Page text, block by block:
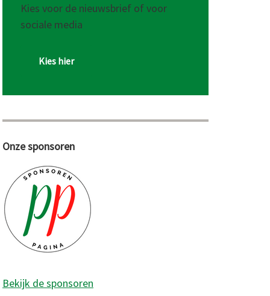
Kies voor de nieuwsbrief of voor
sociale media
Kies hier
Onze sponsoren
Bekijk de sponsoren